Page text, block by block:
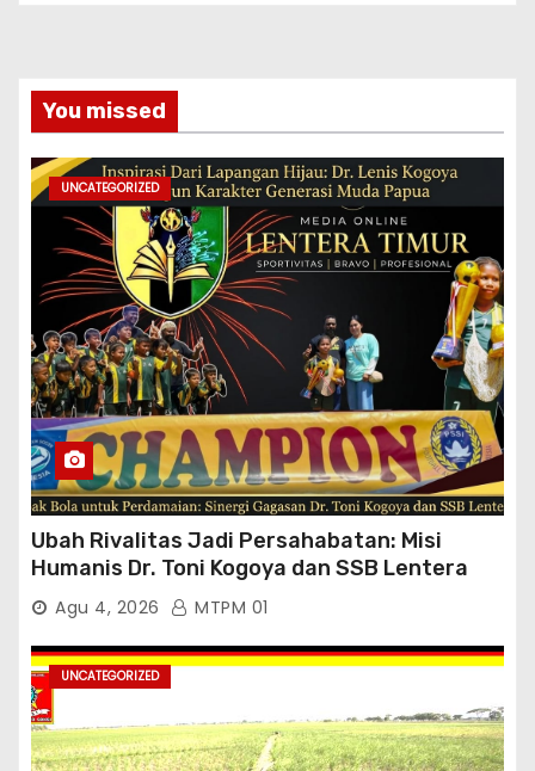
You missed
UNCATEGORIZED
Ubah Rivalitas Jadi Persahabatan: Misi
Humanis Dr. Toni Kogoya dan SSB Lentera
TimurAgu 4, 2026 MTPM 01
UNCATEGORIZED